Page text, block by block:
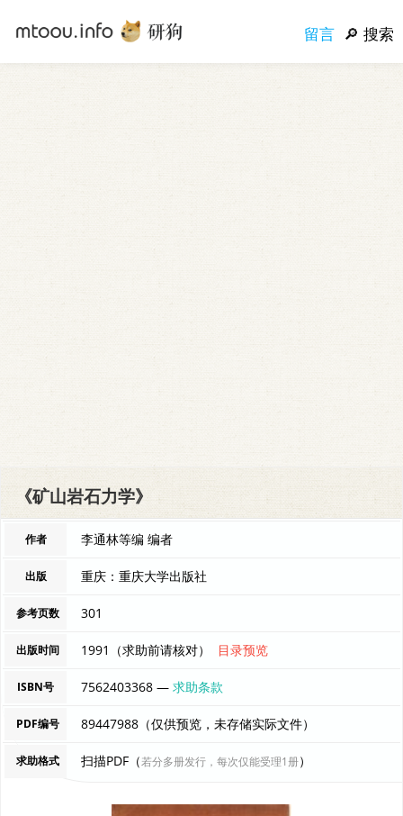
留言 搜索
《矿山岩石力学》
作者 李通林等编 编者
出版 重庆：重庆大学出版社
参考页数 301
出版时间 1991（求助前请核对） 目录预览
ISBN号 7562403368 —求助条款
PDF编号 89447988（仅供预览，未存储实际文件）
求助格式 扫描PDF（若分多册发行，每次仅能受理1册）